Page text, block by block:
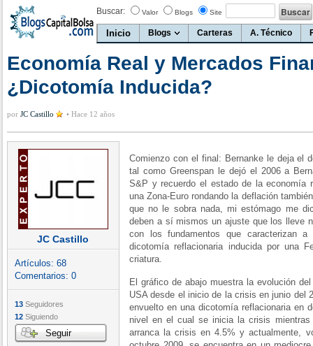
Buscar: Valor Blogs Site
Inicio Blogs Carteras A. Técnico
Economía Real y Mercados
¿Dicotomía Inducida?
por JC Castillo • Hace 12 años
JC Castillo
Artículos: 68
Comentarios: 0
13 Seguidores
12 Siguiendo
Seguir
Comienzo con el final: Bernanke le deja el
tal como Greenspan le dejó el 2006 a
S&P y recuerdo el estado de la economía
una Zona-Euro rondando la deflación
que no le sobra nada, mi estómago me
deben a sí mismos un ajuste que los lleve
con los fundamentos que caracterizan
dicotomía reflacionaria inducida por una
criatura.
El gráfico de abajo muestra la evolución
USA desde el inicio de la crisis en junio del
envuelto en una dicotomía reflacionaria en
nivel en el cual se inicia la crisis
arranca la crisis en 4.5% y actualmente,